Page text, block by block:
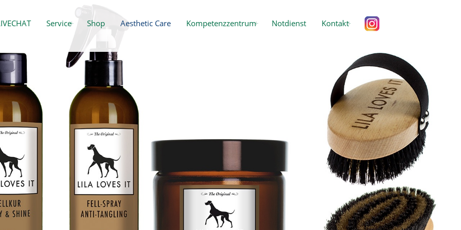
Service Shop Aesthetic Care Kompetenzzentrum Notdienst Kontakt